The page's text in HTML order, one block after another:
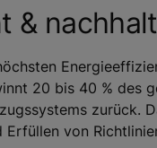
&
20 bis 40 % des
zurück.
von